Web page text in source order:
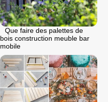
Que faire des palettes de
bois construction meuble bar
mobile